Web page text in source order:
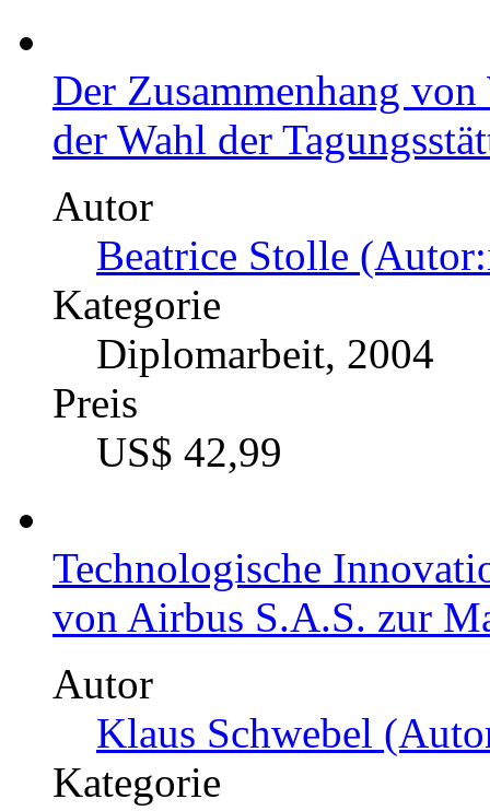
Der Zusammenhang
der Wahl der
Autor
Beatrice Stolle
Kategorie
Diplomarbeit, 2004
Preis
US$ 42,99
Technologische
von Airbus S.A.S. zur
Autor
Klaus Schwebel
Kategorie